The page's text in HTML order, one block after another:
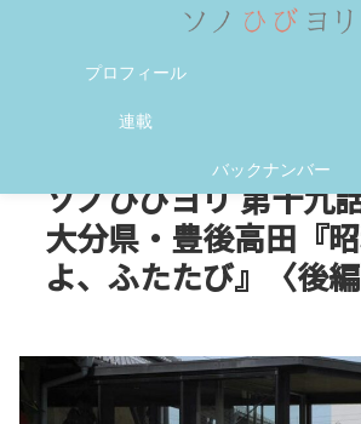
プロフィール
連載
バックナンバー
ソノひびヨリ 第十九
大分県・豊後高田『
よ、ふたたび』〈後編